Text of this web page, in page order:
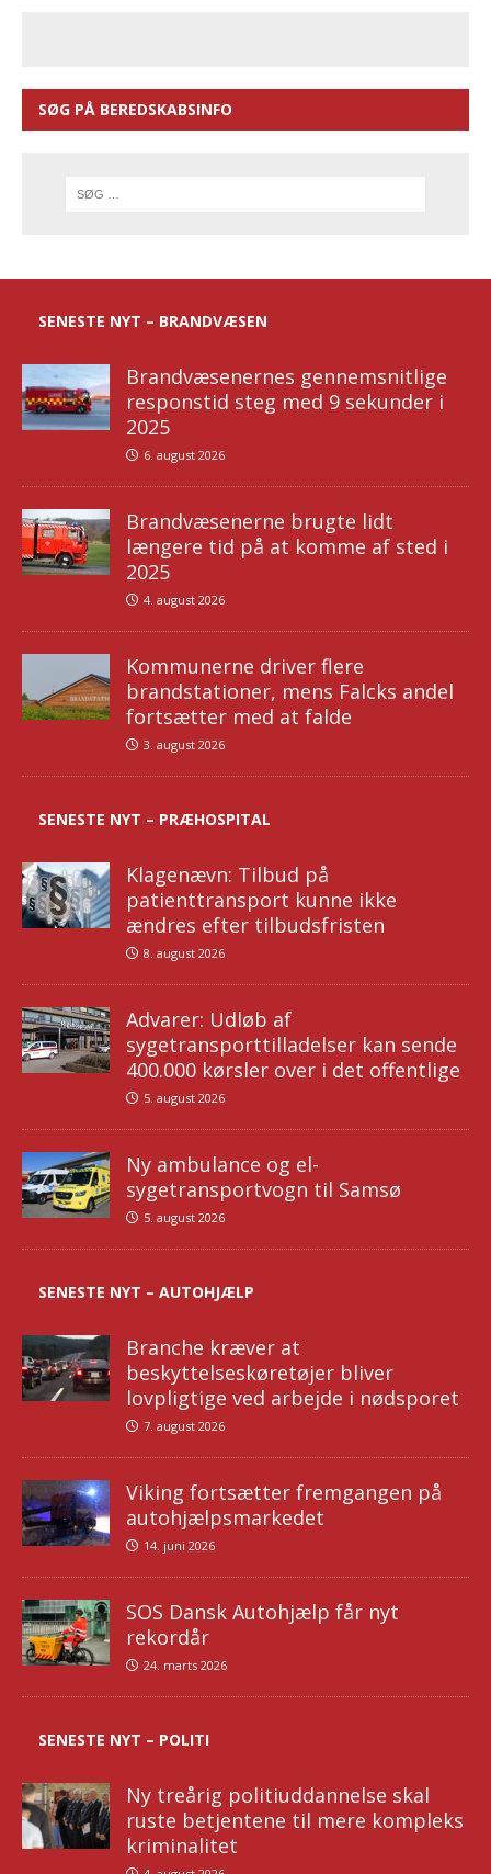
SØG PÅ BEREDSKABSINFO
SENESTE NYT – BRANDVÆSEN
Brandvæsenernes gennemsnitlige
responstid steg med 9 sekunder i
2025
6. august 2026
Brandvæsenerne brugte lidt
længere tid på at komme af sted i
2025
4. august 2026
Kommunerne driver flere
brandstationer, mens Falcks andel
fortsætter med at falde
3. august 2026
SENESTE NYT – PRÆHOSPITAL
Klagenævn: Tilbud på
patienttransport kunne ikke
ændres efter tilbudsfristen
8. august 2026
Advarer: Udløb af
sygetransporttilladelser kan sende
400.000 kørsler over i det offentlige
5. august 2026
Ny ambulance og el-
sygetransportvogn til Samsø
5. august 2026
SENESTE NYT – AUTOHJÆLP
Branche kræver at
beskyttelseskøretøjer bliver
lovpligtige ved arbejde i nødsporet
7. august 2026
Viking fortsætter fremgangen på
autohjælpsmarkedet
14. juni 2026
SOS Dansk Autohjælp får nyt
rekordår
24. marts 2026
SENESTE NYT – POLITI
Ny treårig politiuddannelse skal
ruste betjentene til mere kompleks
kriminalitet